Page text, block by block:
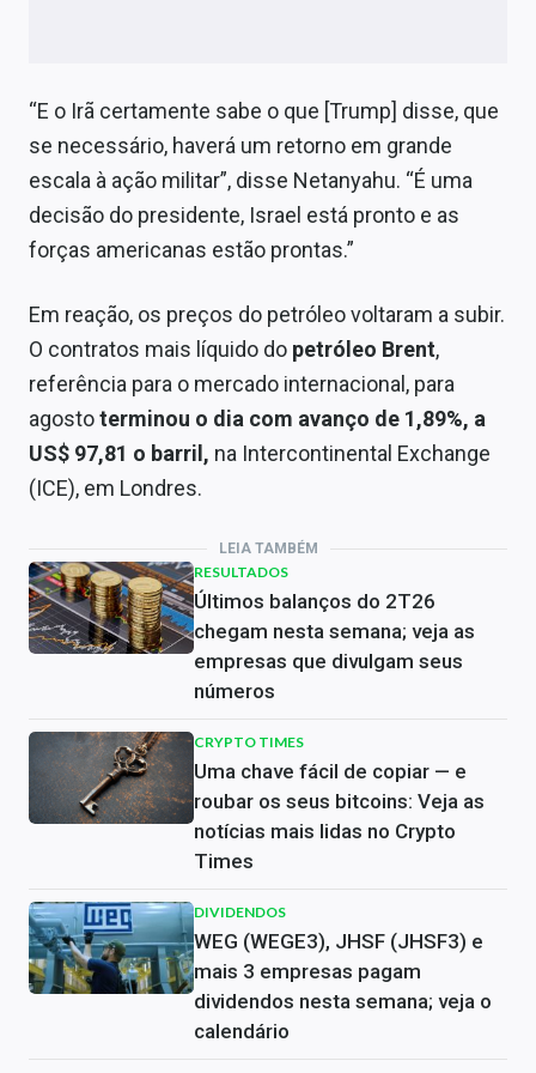
“E o Irã certamente sabe o que [Trump] disse, que
se necessário, haverá um retorno em grande
escala à ação militar”, disse Netanyahu. “É uma
decisão do presidente, Israel está pronto e as
forças americanas estão prontas.”
Em reação, os preços do petróleo voltaram a subir.
O contratos mais líquido do petróleo Brent,
referência para o mercado internacional, para
agostoterminou o dia com avanço de 1,89%, a
US$ 97,81 o barril, na Intercontinental Exchange
(ICE), em Londres.
LEIA TAMBÉM
RESULTADOS
Últimos balanços do 2T26
chegam nesta semana; veja as
empresas que divulgam seus
números
CRYPTO TIMES
Uma chave fácil de copiar — e
roubar os seus bitcoins: Veja as
notícias mais lidas no Crypto
Times
DIVIDENDOS
WEG (WEGE3), JHSF (JHSF3) e
mais 3 empresas pagam
dividendos nesta semana; veja o
calendário